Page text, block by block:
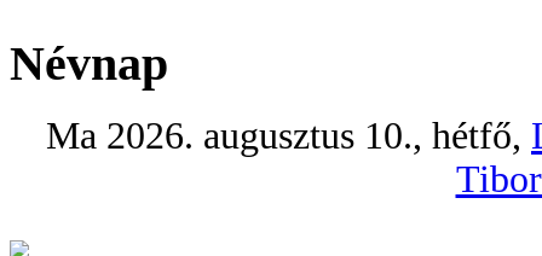
Névnap
Ma 2026. augusztus 10., hétfő,